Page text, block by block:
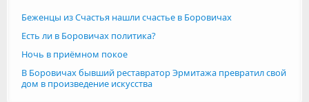
Беженцы из Счастья нашли счастье в Боровичах
Есть ли в Боровичах политика?
Ночь в приёмном покое
В Боровичах бывший реставратор Эрмитажа превратил свой
дом в произведение искусства